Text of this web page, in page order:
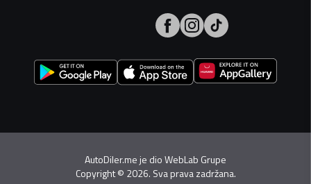
AutoDiler.me je dioWebLab Grupe
Copyright© 2026. Sva prava zadržana.